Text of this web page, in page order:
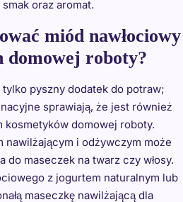
oraz aromat.
miód nawłociowy
domowej roboty?
pyszny dodatek do potraw;
sprawiają, że jest również
kosmetyków domowej roboty.
nawilżającym i odżywczym może
do maseczek na twarz czy włosy.
z jogurtem naturalnym lub
maseczkę nawilżającą dla